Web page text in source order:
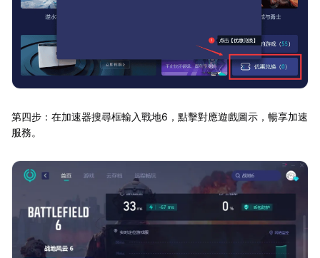
第四步：在加速器搜尋框輸入戰地6，點擊對應遊戲圖示，暢享加速
服務。